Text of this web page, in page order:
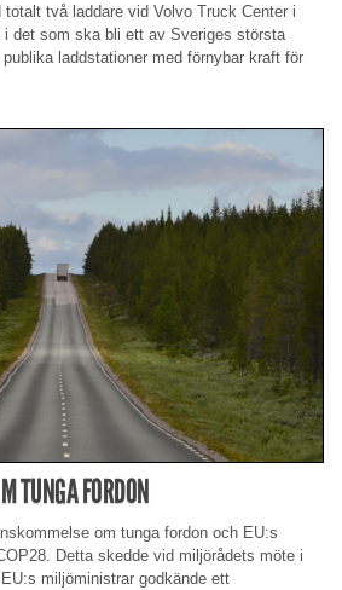
två laddare vid Volvo Truck Center i
det som ska bli ett av Sveriges största
laddstationer med förnybar kraft för
TUNGA FORDON
om tunga fordon och EU:s
Detta skedde vid miljörådets möte i
miljöministrar godkände ett